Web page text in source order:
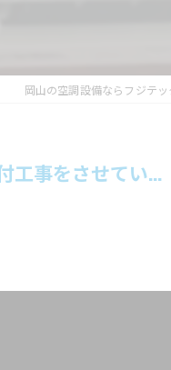
岡山の空調設備ならフジテ
工事をさせてい...